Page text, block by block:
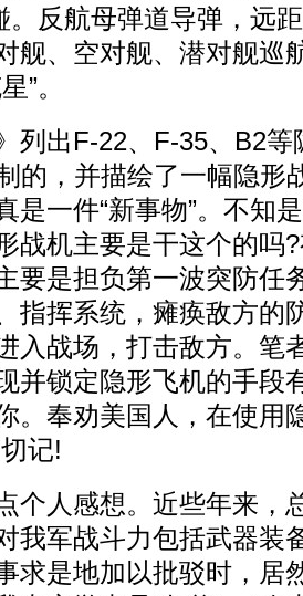
。反航母弹道导弹，远
舰、空对舰、潜对舰巡
”。
出F-22、F-35、B2等
的，并描绘了一幅隐形
是一件“新事物”。不知
战机主要是干这个的吗
要是担负第一波突防任
指挥系统，瘫痪敌方的
入战场，打击敌方。笔
并锁定隐形飞机的手段
。奉劝美国人，在使用
记!
人感想。近些年来，
我军战斗力包括武器装
求是地加以批驳时，居